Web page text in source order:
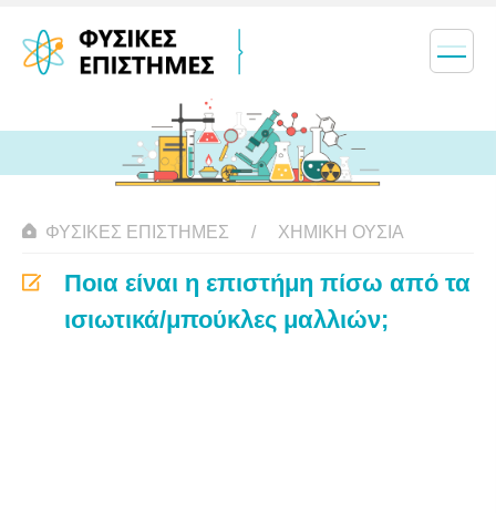
ΦΥΣΙΚΈΣ ΕΠΙΣΤΉΜΕΣ ΧΗΜΙΚΉ ΟΥΣΊΑ
Ποια είναι η επιστήμη πίσω από τα
ισιωτικά/μπούκλες μαλλιών;